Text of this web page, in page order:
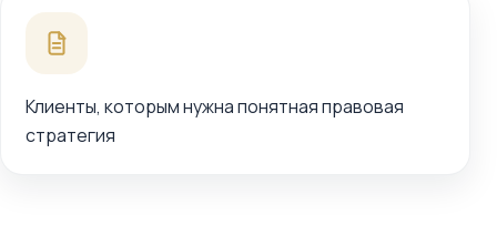
Клиенты, которым нужна понятная правовая
стратегия